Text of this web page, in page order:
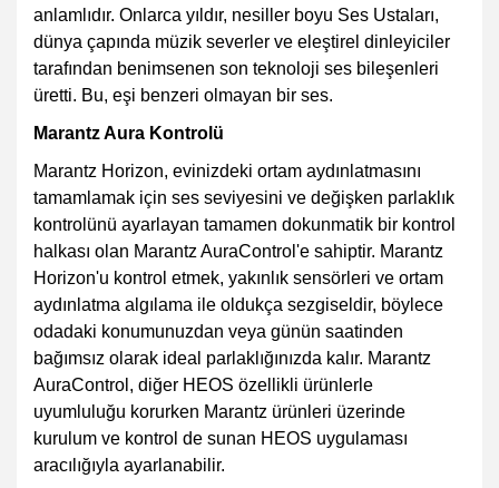
anlamlıdır. Onlarca yıldır, nesiller boyu Ses Ustaları,
dünya çapında müzik severler ve eleştirel dinleyiciler
tarafından benimsenen son teknoloji ses bileşenleri
üretti. Bu, eşi benzeri olmayan bir ses.
Marantz Aura Kontrolü
Marantz Horizon, evinizdeki ortam aydınlatmasını
tamamlamak için ses seviyesini ve değişken parlaklık
kontrolünü ayarlayan tamamen dokunmatik bir kontrol
halkası olan Marantz AuraControl'e sahiptir. Marantz
Horizon'u kontrol etmek, yakınlık sensörleri ve ortam
aydınlatma algılama ile oldukça sezgiseldir, böylece
odadaki konumunuzdan veya günün saatinden
bağımsız olarak ideal parlaklığınızda kalır. Marantz
AuraControl, diğer HEOS özellikli ürünlerle
uyumluluğu korurken Marantz ürünleri üzerinde
kurulum ve kontrol de sunan HEOS uygulaması
aracılığıyla ayarlanabilir.